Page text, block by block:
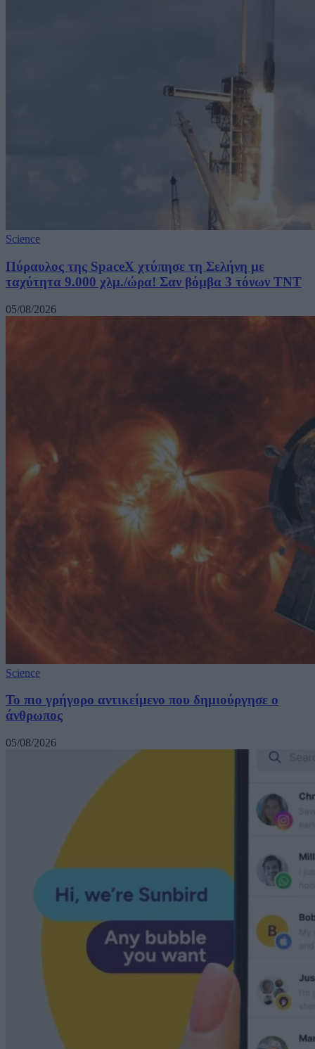
Science
Πύραυλος της SpaceX χτύπησε τη Σελήνη με
ταχύτητα 9.000 χλμ./ώρα! Σαν βόμβα 3 τόνων TNT
05/08/2026
Science
Το πιο γρήγορο αντικείμενο που δημιούργησε ο
άνθρωπος
05/08/2026